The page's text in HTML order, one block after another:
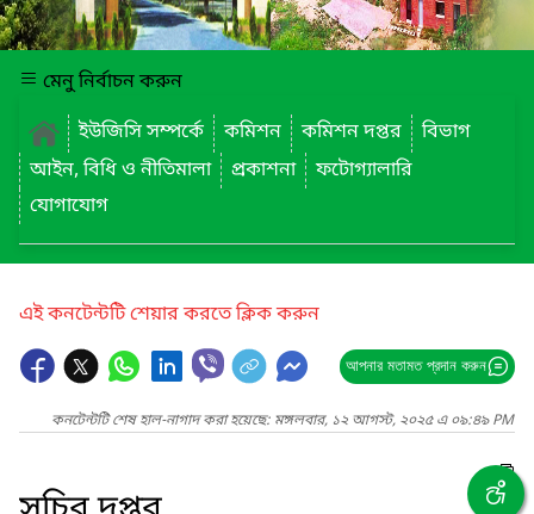
মেনু নির্বাচন করুন
ইউজিসি সম্পর্কে
কমিশন কমিশন দপ্তর
বিভাগ
আইন, বিধি ও নীতিমালা
প্রকাশনা
ফটোগ্যালারি
যোগাযোগ
এই কনটেন্টটি শেয়ার করতে ক্লিক করুন
আপনার মতামত প্রদান করুন
কনটেন্টটি শেষ হাল-নাগাদ করা হয়েছে: মঙ্গলবার, ১২ আগস্ট, ২০২৫ এ ০৯:৪৯ PM